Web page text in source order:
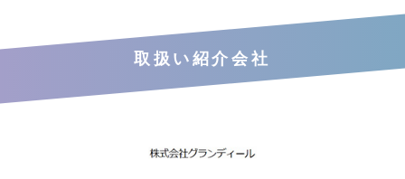
取扱い紹介会社